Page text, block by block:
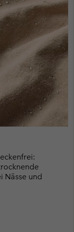
Nässe und